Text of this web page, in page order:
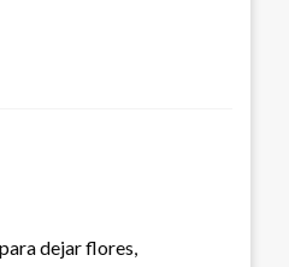
dejar flores,